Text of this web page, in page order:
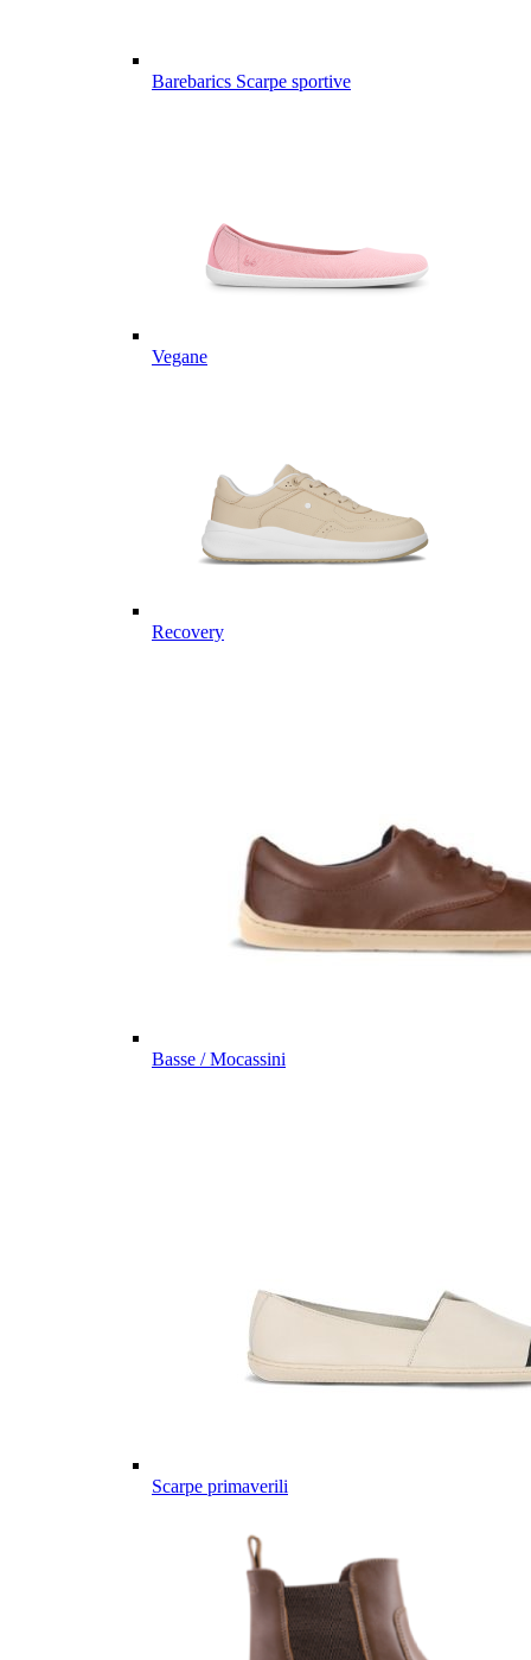
Barebarics Scarpe sportive
Vegane
Recovery
Basse / Mocassini
Scarpe primaverili